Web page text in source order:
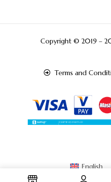
Copyright © 2019 –
Terms and
English